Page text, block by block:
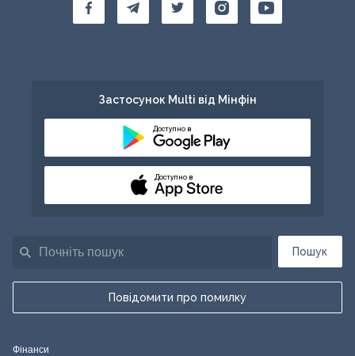
Пошук
Повідомити про помилку
Застосунок Multi від Мінфін
Доступно в
Доступно в
Фінанси